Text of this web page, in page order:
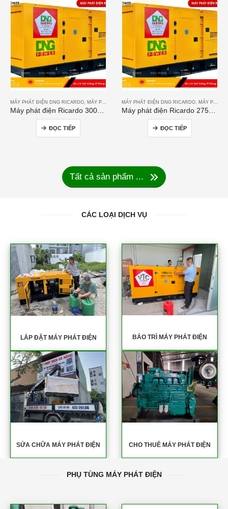
MÁY PHÁT ĐIỆN DNG RICARDO MÁY PHÁT ĐIỆN RICARDO
ĐỌC TIẾP
MÁY PHÁT ĐIỆN DNG RICARDO MÁY PHÁT ĐIỆN RICARDO
ĐỌC TIẾP
Tất cả sản phẩm ...
CÁC LOẠI DỊCH VỤ
LẮP ĐẶT MÁY PHÁT ĐIỆN BẢO TRÌ MÁY PHÁT ĐIỆN
SỬA CHỮA MÁY PHÁT ĐIỆN CHO THUÊ MÁY PHÁT ĐIỆN
PHỤ TÙNG MÁY PHÁT ĐIỆN